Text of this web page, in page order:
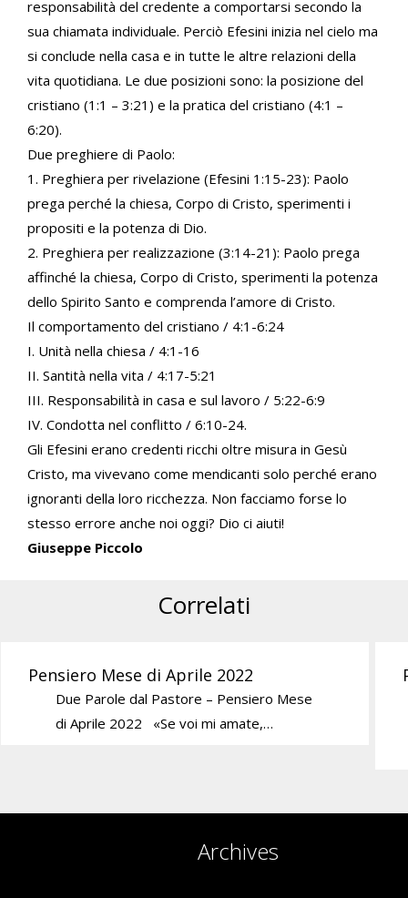
responsabilità del credente a comportarsi secondo la
sua chiamata individuale. Perciò Efesini inizia nel cielo ma
si conclude nella casa e in tutte le altre relazioni della
vita quotidiana. Le due posizioni sono: la posizione del
cristiano (1:1 – 3:21) e la pratica del cristiano (4:1 –
6:20).
Due preghiere di Paolo:
1. Preghiera per rivelazione (Efesini 1:15-23): Paolo
prega perché la chiesa, Corpo di Cristo, sperimenti i
propositi e la potenza di Dio.
2. Preghiera per realizzazione (3:14-21): Paolo prega
affinché la chiesa, Corpo di Cristo, sperimenti la potenza
dello Spirito Santo e comprenda l’amore di Cristo.
Il comportamento del cristiano / 4:1-6:24
I. Unità nella chiesa / 4:1-16
II. Santità nella vita / 4:17-5:21
III. Responsabilità in casa e sul lavoro / 5:22-6:9
IV. Condotta nel conflitto / 6:10-24.
Gli Efesini erano credenti ricchi oltre misura in Gesù
Cristo, ma vivevano come mendicanti solo perché erano
ignoranti della loro ricchezza. Non facciamo forse lo
stesso errore anche noi oggi? Dio ci aiuti!
Giuseppe Piccolo
Correlati
Pensiero Mese di Aprile 2022
Due Parole dal Pastore – Pensiero Mese
di Aprile 2022 «Se voi mi amate,…
Archives